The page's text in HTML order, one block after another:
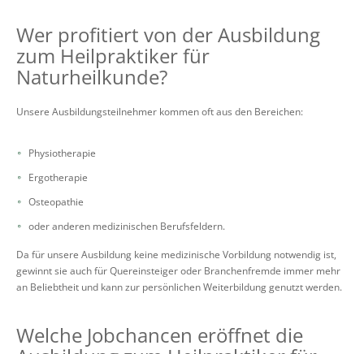
Wer profitiert von der Ausbildung
zum Heilpraktiker für
Naturheilkunde?
Unsere Ausbildungsteilnehmer kommen oft aus den Bereichen:
Physiotherapie
Ergotherapie
Osteopathie
oder anderen medizinischen Berufsfeldern.
Da für unsere Ausbildung keine medizinische Vorbildung notwendig ist,
gewinnt sie auch für Quereinsteiger oder Branchenfremde immer mehr
an Beliebtheit und kann zur persönlichen Weiterbildung genutzt werden.
Welche Jobchancen eröffnet die